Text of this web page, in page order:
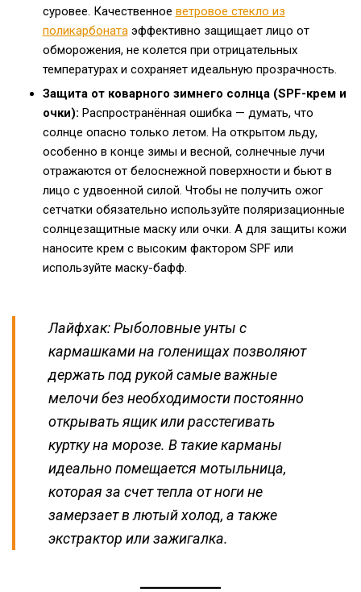
суровее. Качественное ветровое стекло из
поликарбонатаэффективно защищает лицо от
обморожения, не колется при отрицательных
температурах и сохраняет идеальную прозрачность.
Защита от коварного зимнего солнца (SPF-крем и
очки): Распространённая ошибка — думать, что
солнце опасно только летом. На открытом льду,
особенно в конце зимы и весной, солнечные лучи
отражаются от белоснежной поверхности и бьют в
лицо с удвоенной силой. Чтобы не получить ожог
сетчатки обязательно используйте поляризационные
солнцезащитные маску или очки. А для защиты кожи
наносите крем с высоким фактором SPF или
используйте маску-бафф.
Лайфхак: Рыболовные унты с
кармашками на голенищах позволяют
держать под рукой самые важные
мелочи без необходимости постоянно
открывать ящик или расстегивать
куртку на морозе. В такие карманы
идеально помещается мотыльница,
которая за счет тепла от ноги не
замерзает в лютый холод, а также
экстрактор или зажигалка.